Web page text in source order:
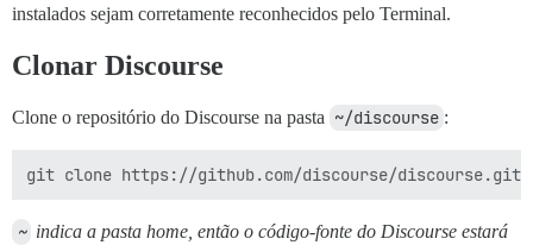
instalados sejam corretamente reconhecidos pelo Terminal.
Clonar Discourse
Clone o repositório do Discourse na pasta ~/discourse :
~ indica a pasta home, então o código-fonte do Discourse estará